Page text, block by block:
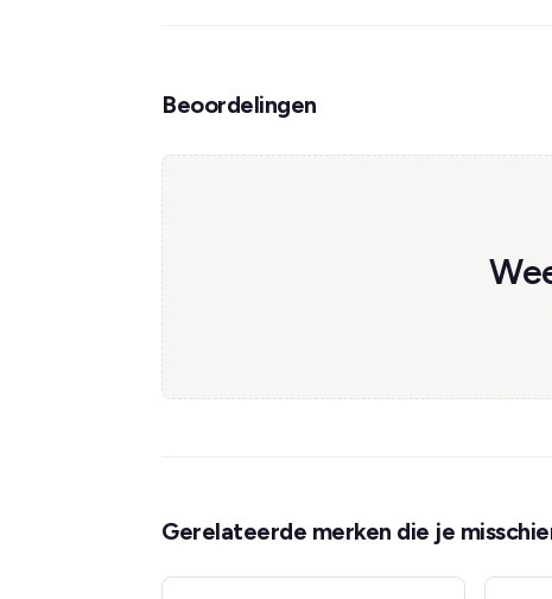
Beoordelingen
Gerelateerde merken die je